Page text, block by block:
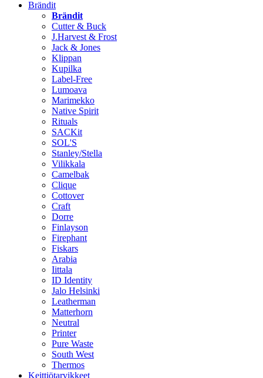
Brändit
Brändit
Cutter & Buck
J.Harvest & Frost
Jack & Jones
Klippan
Kupilka
Label-Free
Lumoava
Marimekko
Native Spirit
Rituals
SACKit
SOL'S
Stanley/Stella
Vilikkala
Camelbak
Clique
Cottover
Craft
Dorre
Finlayson
Firephant
Fiskars
Arabia
Iittala
ID Identity
Jalo Helsinki
Leatherman
Matterhorn
Neutral
Printer
Pure Waste
South West
Thermos
Keittiötarvikkeet